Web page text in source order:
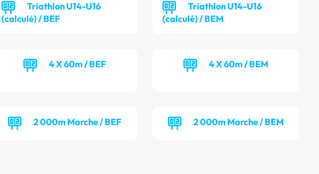
Triathlon U14-U16
(calculé) / BEF
Triathlon U14-U16
(calculé) / BEM
4 X 60m / BEF 4 X 60m / BEM
2 000m Marche / BEF 2 000m Marche / BEM